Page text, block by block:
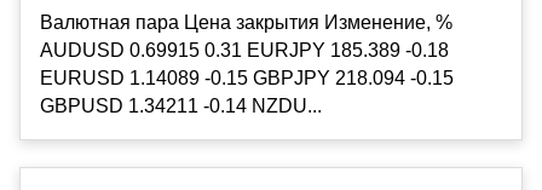
Валютная пара Цена закрытия Изменение, %
AUDUSD 0.69915 0.31 EURJPY 185.389 -0.18
EURUSD 1.14089 -0.15 GBPJPY 218.094 -0.15
GBPUSD 1.34211 -0.14 NZDU...